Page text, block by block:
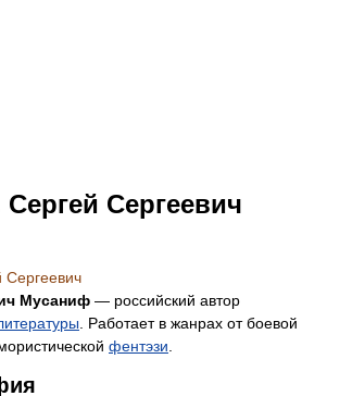
Сергеевич
Мусаниф — российский автор
. Работает в жанрах от боевой
фентэзи